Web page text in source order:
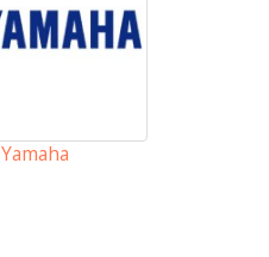
Yamaha